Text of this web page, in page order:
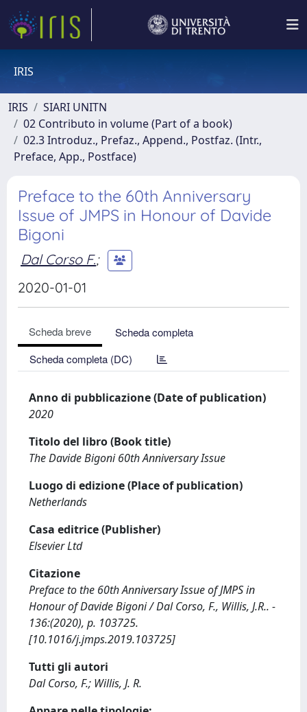
IRIS
IRIS
SIARI UNITN
02 Contributo in volume (Part of a book)
02.3 Introduz., Prefaz., Append., Postfaz. (Intr.,
Preface, App., Postface)
Preface to the 60th Anniversary
Issue of JMPS in Honour of Davide
Bigoni
Dal Corso F.;
2020-01-01
Scheda breve
Scheda completa
Scheda completa (DC)
Anno di pubblicazione (Date of publication)
2020
Titolo del libro (Book title)
The Davide Bigoni 60th Anniversary Issue
Luogo di edizione (Place of publication)
Netherlands
Casa editrice (Publisher)
Elsevier Ltd
Citazione
Preface to the 60th Anniversary Issue of JMPS in
Honour of Davide Bigoni / Dal Corso, F., Willis, J.R.. -
136:(2020), p. 103725.
[10.1016/j.jmps.2019.103725]
Tutti gli autori
Dal Corso, F.; Willis, J. R.